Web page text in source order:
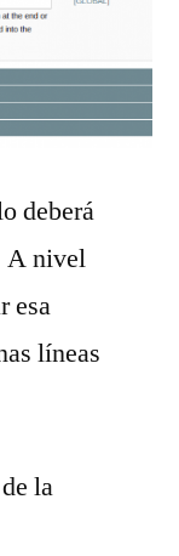
deberá
A nivel
esa
líneas
la